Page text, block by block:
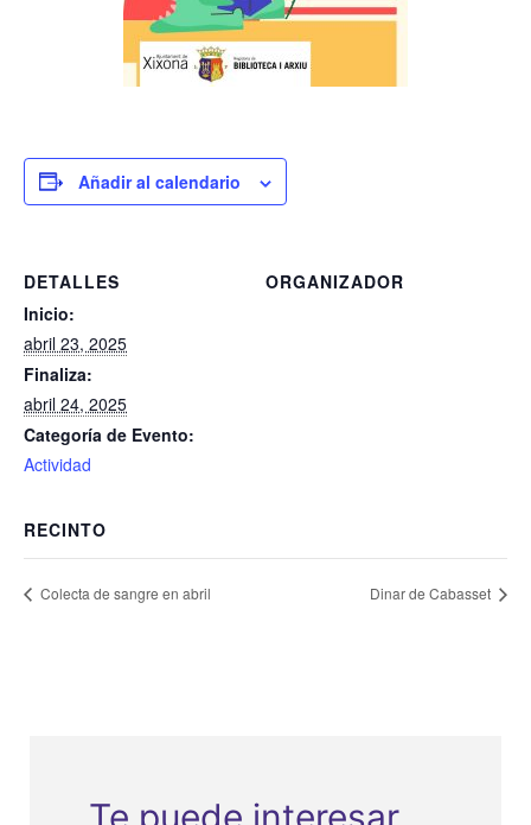
Añadir al calendario
DETALLES
Inicio:
abril 23, 2025
Finaliza:
abril 24, 2025
Categoría de Evento:
Actividad
ORGANIZADOR
RECINTO
Colecta de sangre en abril Dinar de Cabasset